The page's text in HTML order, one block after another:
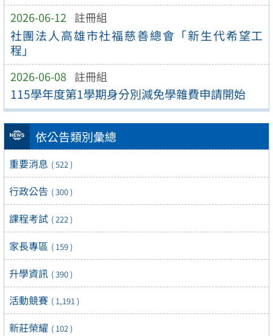
2026-06-12 註冊組
社團法人高雄市社福慈善總會「新生代希望工
程」
2026-06-08 註冊組
115學年度第1學期身分別減免學雜費申請開始
依公告類別彙總
重要消息 ( 522 )
行政公告 ( 300 )
課程考試 ( 222 )
家長專區 ( 159 )
升學資訊 ( 390 )
活動競賽 ( 1,191 )
新莊榮耀 ( 102 )